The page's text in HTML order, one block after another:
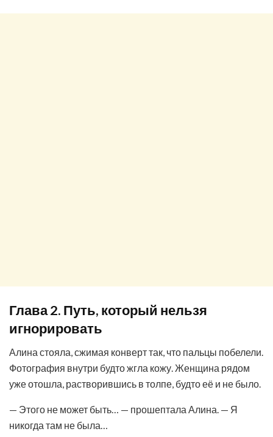
Глава 2. Путь, который нельзя
игнорировать
Алина стояла, сжимая конверт так, что пальцы побелели.
Фотография внутри будто жгла кожу. Женщина рядом
уже отошла, растворившись в толпе, будто её и не было.
— Этого не может быть… — прошептала Алина. — Я
никогда там не была…